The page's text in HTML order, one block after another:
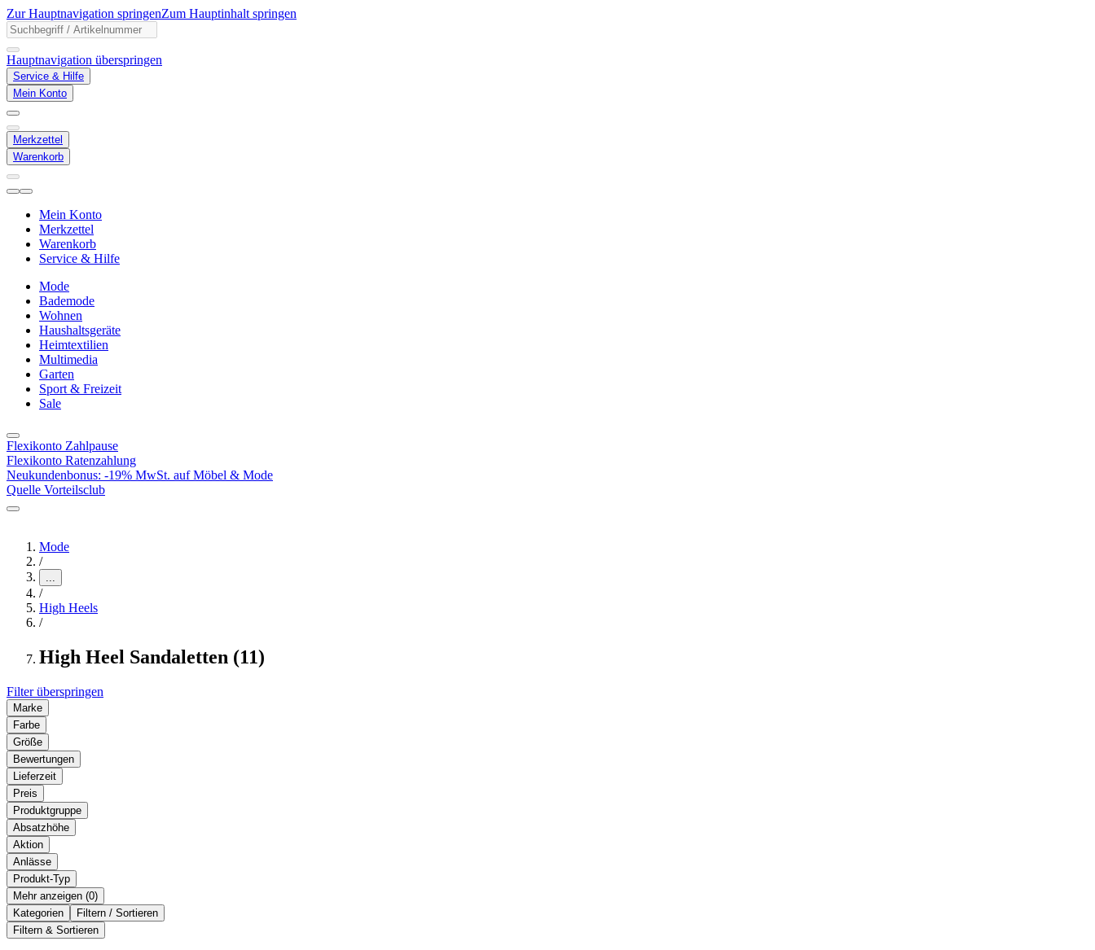
Zur Hauptnavigation springenZum Hauptinhalt springen
Hauptnavigation überspringen
Service & Hilfe
Mein Konto
Merkzettel
Warenkorb
Mein Konto
Merkzettel
Warenkorb
Service & Hilfe
Mode
Bademode
Wohnen
Haushaltsgeräte
Heimtextilien
Multimedia
Garten
Sport & Freizeit
Sale
Flexikonto Zahlpause
Flexikonto Ratenzahlung
Neukundenbonus: -19% MwSt. auf Möbel & Mode
Quelle Vorteilsclub
Mode
/
...
/
High Heels
/
High Heel Sandaletten (11)
Filter überspringen
Marke
Farbe
Größe
Bewertungen
Lieferzeit
Preis
Produktgruppe
Absatzhöhe
Aktion
Anlässe
Produkt-Typ
Mehr anzeigen ( )
Kategorien
Filtern / Sortieren
Filtern & Sortieren